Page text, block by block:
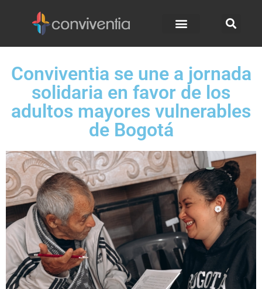
Conviventia se une a jornada
solidaria en favor de los
adultos mayores vulnerables
de Bogotá